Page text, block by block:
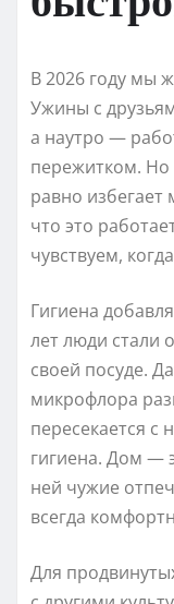
В 2026 году мы
Ужины с
а наутро —
пережитком. Но
равно избегает
что это
чувствуем,
Гигиена
лет люди стали
своей посуде.
микрофлора
пересекается
гигиена. Дом —
ней чужие
всегда
Для